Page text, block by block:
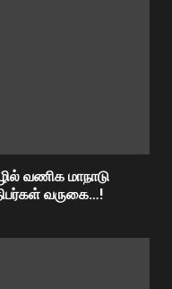
வணிக மாநாடு
வருகை…!